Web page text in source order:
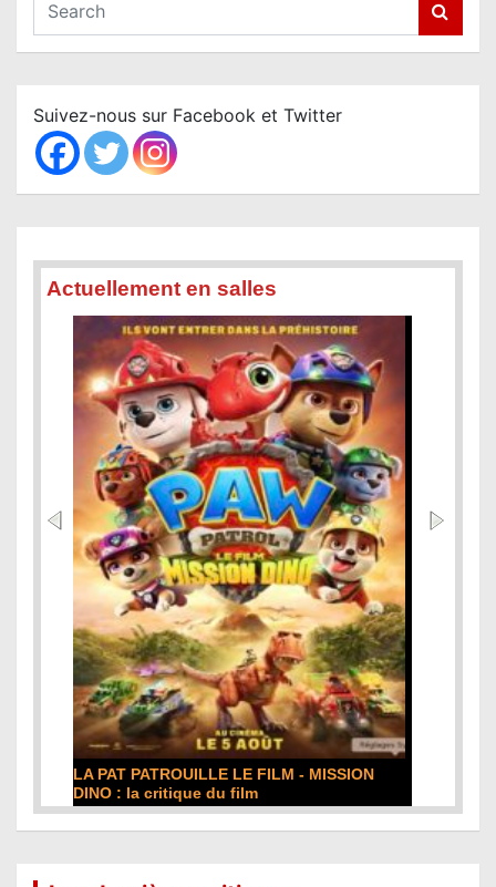
a
c
h
Suivez-nous sur Facebook et Twitter
Actuellement en salles
DE LA COMÉDIE-FRANÇAISE : la critique du
film